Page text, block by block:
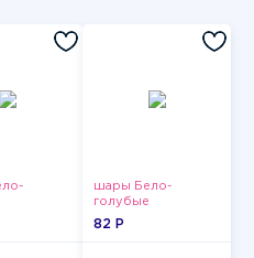
шары Бело-
голубые
пастельные
82 P